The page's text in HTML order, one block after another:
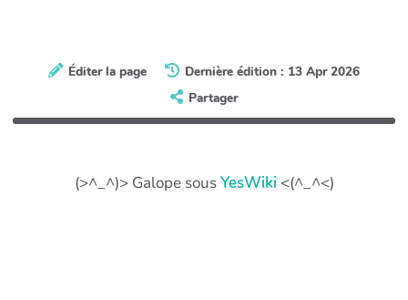
Éditer la page
Dernière édition : 13 Apr 2026
Partager
(>^_^)> Galope sousYesWiki <(^_^<)